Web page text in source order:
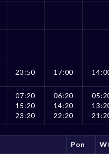
23:50 17:00
07:20
15:20
23:20
06:20
14:20
22:20
Pon